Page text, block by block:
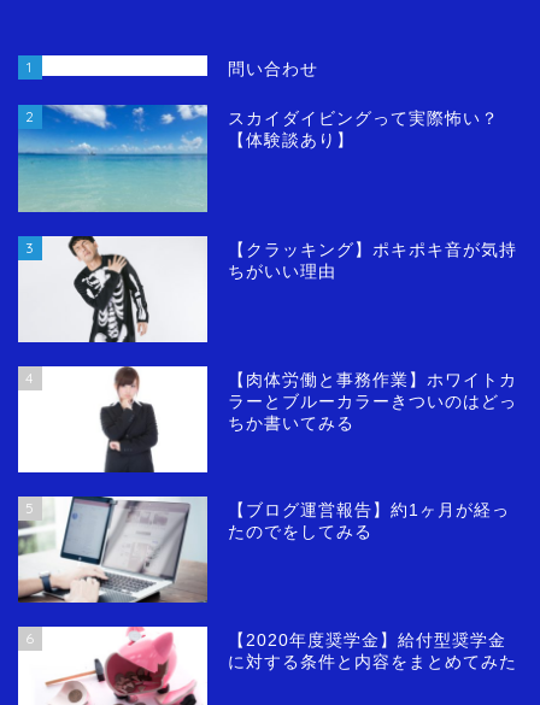
1 問い合わせ
2
スカイダイビングって実際怖い？
【体験談あり】
3
【クラッキング】ポキポキ音が気持
ちがいい理由
4
【肉体労働と事務作業】ホワイトカ
ラーとブルーカラーきついのはどっ
ちか書いてみる
5
【ブログ運営報告】約1ヶ月が経っ
たのでをしてみる
6
【2020年度奨学金】給付型奨学金
に対する条件と内容をまとめてみた